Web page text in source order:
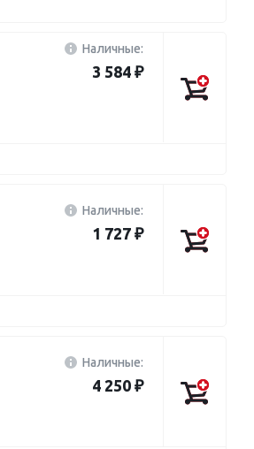
Наличные:
3 584 ₽
Наличные:
1 727 ₽
Наличные:
4 250 ₽